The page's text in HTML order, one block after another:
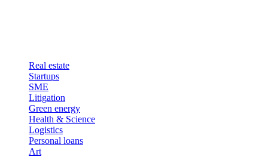
Real estate
Startups
SME
Litigation
Green energy
Health & Science
Logistics
Personal loans
Art